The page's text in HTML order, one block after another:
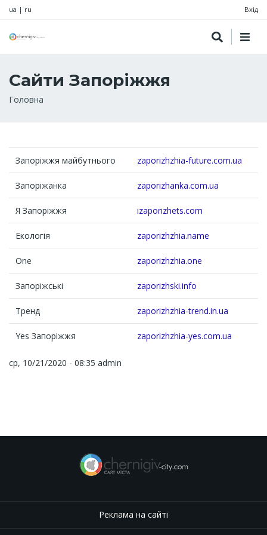
ua | ru Вхід
Сайти Запоріжжя
Рядок
Головна
Запоріжжя майбутнього zaporizhzhia-future.com.ua
Запоріжанка zaporizhanka.com.ua
Я Запоріжжя izaporizhets.com
Екологія zaporizhzhia.name
One zaporizhzhia.one
Запоріжські zaporizhski.info
Тренд zaporizhzhia-trend.in.ua
Yes Запоріжжя zaporizhzhia-yes.com.ua
ср, 10/21/2020 - 08:35 admin
Реклама на сайті